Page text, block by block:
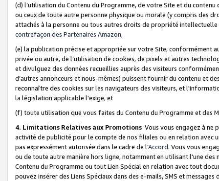
(d) l’utilisation du Contenu du Programme, de votre Site et du
ou ceux de toute autre personne physique ou morale (y compris des
attachés à la personne ou tous autres droits de propriété
contrefaçon des Partenaires Amazon,
(e) la publication précise et appropriée sur votre Site, conformément
privée ou autre, de l’utilisation de cookies, de pixels et autres
et divulguez des données recueillies auprès des visiteurs
d’autres annonceurs et nous-mêmes) puissent fournir du contenu et
reconnaître des cookies sur les navigateurs des visiteurs, et
la législation applicable l'exige, et
(f) toute utilisation que vous faites du Contenu du Programme et des
4. Limitations Relatives aux Promotions Vous vous engagez à ne
activité de publicité pour le compte de nos filiales ou en relation avec
pas expressément autorisée dans le cadre de l’Accord. Vous vous
ou de toute autre manière hors ligne, notamment en utilisant l’une
Contenu du Programme ou tout Lien Spécial en relation avec tout
pouvez insérer des Liens Spéciaux dans des e-mails, SMS et